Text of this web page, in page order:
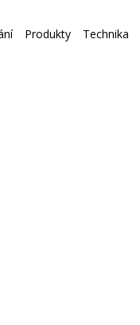
Produkty Technika